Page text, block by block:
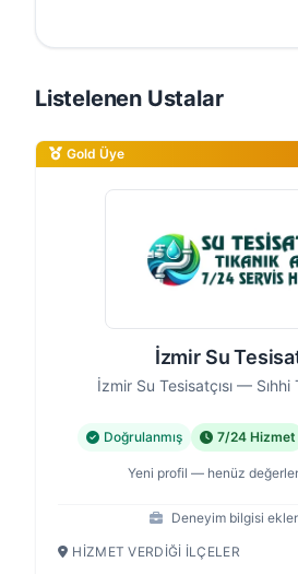
Listelenen Ustalar
Gold Üye
İzmir Su
İzmir Su Tesisatçısı — Sıhhi
Doğrulanmış 7/24 Hizmet
Yeni profil — henüz
Deneyim bilgisi
HIZMET VERDIĞI İLÇELER